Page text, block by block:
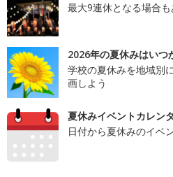
最大9連休となる場合も
2026年の夏休みはいつ
学校の夏休みを地域別
画しよう
夏休みイベントカレン
日付から夏休みのイベ